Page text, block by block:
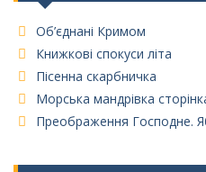
Об’єднані Кримом
Книжкові спокуси літа
Пісенна скарбничка
Морська мандрівка
Преображення Господне.